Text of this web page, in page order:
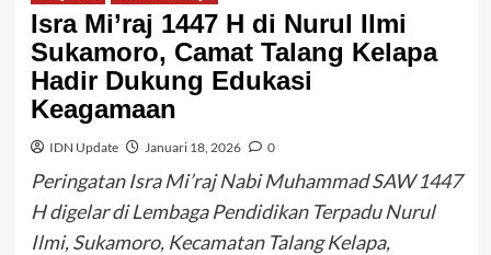
Isra Mi’raj 1447 H di Nurul Ilmi
Sukamoro, Camat Talang Kelapa
Hadir Dukung Edukasi
Keagamaan
IDN Update Januari 18, 2026 0
Peringatan Isra Mi’raj Nabi Muhammad SAW 1447
H digelar di Lembaga Pendidikan Terpadu Nurul
Ilmi, Sukamoro, Kecamatan Talang Kelapa,